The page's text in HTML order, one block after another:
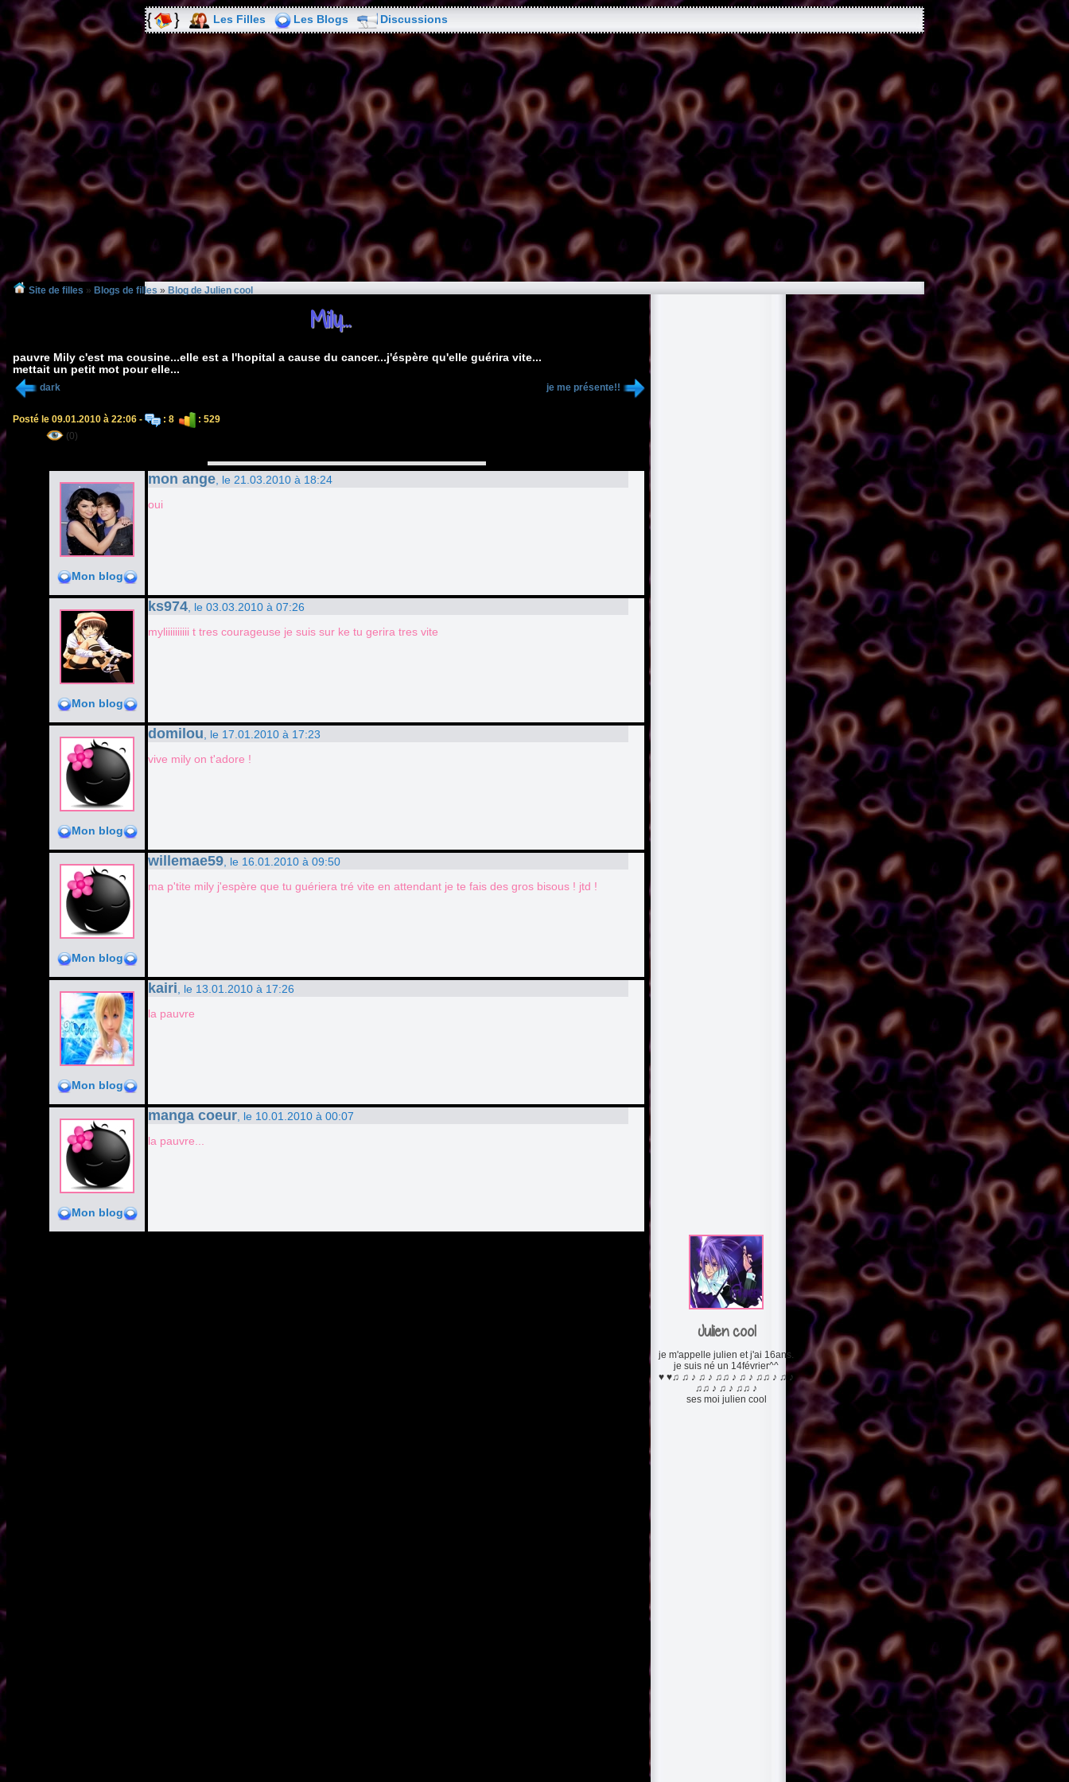
Les Filles Les Blogs Discussions
Site de filles » Blogs de filles » Blog de Julien cool
Mily...
pauvre Mily c'est ma cousine...elle est a l'hopital a cause du cancer...j'éspère qu'elle guérira vite...
mettait un petit mot pour elle...
dark je me présente!!
Posté le 09.01.2010 à 22:06 - : 8
: 529
(0)
Mon blog
mon ange , le 21.03.2010 à 18:24
oui
Mon blog
ks974 , le 03.03.2010 à 07:26
myliiiiiiiiii t tres courageuse je suis sur ke tu gerira tres vite
Mon blog
domilou , le 17.01.2010 à 17:23
vive mily on t'adore !
Mon blog
willemae59 , le 16.01.2010 à 09:50
ma p'tite mily j'espère que tu guériera tré vite en attendant je te fais des gros bisous ! jtd !
Mon blog
kairi , le 13.01.2010 à 17:26
la pauvre
Mon blog
manga coeur , le 10.01.2010 à 00:07
la pauvre...
Julien cool
je m'appelle julien et j'ai 16ans.
je suis né un 14février^^
♥ ♥♫ ♫ ♪ ♫ ♪ ♫♫ ♪ ♫ ♪ ♫♫ ♪ ♫ ♪
♫♫ ♪ ♫ ♪ ♫♫ ♪
ses moi julien cool